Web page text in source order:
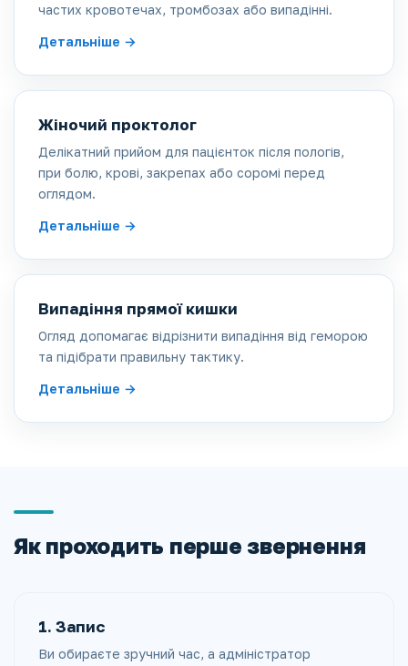
частих кровотечах, тромбозах або випадінні.
Детальніше
Жіночий проктолог
Делікатний прийом для пацієнток після пологів,
при болю, крові, закрепах або соромі перед
оглядом.
Детальніше
Випадіння прямої кишки
Огляд допомагає відрізнити випадіння від геморою
та підібрати правильну тактику.
Детальніше
Як проходить перше звернення
1. Запис
Ви обираєте зручний час, а адміністратор